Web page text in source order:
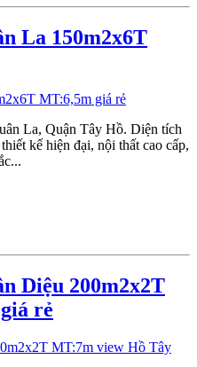
La 150m2x6T
La, Quận Tây Hồ. Diện tích
kế hiện đại, nội thất cao cấp,
Diệu 200m2x2T
rẻ